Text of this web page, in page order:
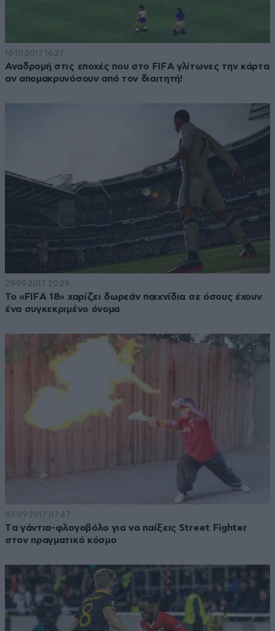
18·10·2017 16:27
Αναδρομή στις εποχές που στο FIFA γλίτωνες την κάρτα
αν απομακρυνόσουν από τον διαιτητή!
29·09·2017 20:29
Το «FIFA 18» χαρίζει δωρεάν παιχνίδια σε όσους έχουν
ένα συγκεκριμένο όνομα
07·09·2017 07:47
Tα γάντια-φλογοβόλο για να παίξεις Street Fighter
στον πραγματικό κόσμο